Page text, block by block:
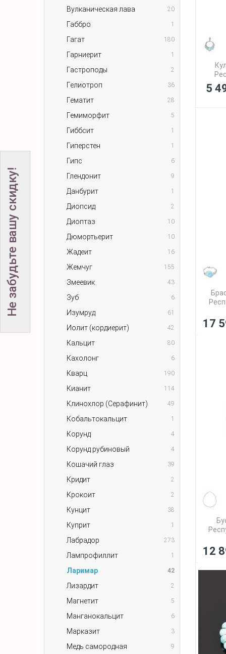
Вулканическая лава 20
Габбро 1
Гагат 180
Гарниерит 1
Гастроподы 2
Гелиотроп 36
Гематит 28
Гемиморфит 5
Гиббсит 1
Гиперстен 1
Гипс 6
Глендонит 9
Данбурит 1
Диопсид 2
Диоптаз 10
Дюмортьерит 10
Жадеит 16
Жемчуг 155
Змеевик 43
Зуб 6
Изумруд 61
Иолит (кордиерит) 42
Кальцит 80
Кахолонг 6
Кварц 190
Кианит 114
Клинохлор (Серафинит) 49
Кобальтокальцит 1
Корунд 4
Корунд рубиновый 4
Кошачий глаз 39
Кридит 2
Крокоит 2
Кунцит 38
Куприт 1
Лабрадор 273
Лампрофиллит 1
Ларимар 42
Лизардит 2
Магнетит 5
Манганокальцит 6
Марказит 3
Медь самородная 9
5
17
12
Не забудьте вашу скидку!